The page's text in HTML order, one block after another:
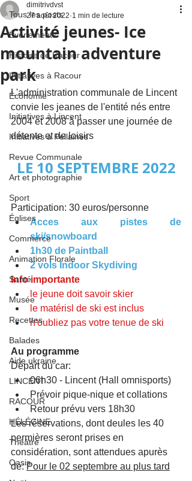
Tous les posts
Événements
Histoire de Racour
Initiatives à Racour
Économie
Initiatives à Lincent
Initiatives à Pellaines
Revue Communale
Art et photographie
Sport
Églises
Commerce
Animation Florale
Santé
Musée
Recettes
Balades
Aide ukraine
LINCENT
RACOUR
HÉLÉCINE
Théâtre
Oasis
Activité jeunes- Ice
mountain adventure
park
dimitrivdvst
27 août 2022 1 min de lecture
L'administration communale de Lincent
convie les jeanes de l'entité nés entre
2004 et 2008 à passer une journée de
détente et de loisirs
LE 10 SEPTEMBRE 2022
Participation: 30 euros/personne
Acces aux pistes de
ski/snowboard
1h30 de Paintball
2 vols Indoor Skydiving
Info importante
le jeune doit savoir skier
le matérisl de ski est inclus
n'oubliez pas votre tenue de ski
Au programme
Départ du car:
06h30 - Lincent (Hall omnisports)
Prévoir pique-nique et collations
Retour prévu vers 18h30
Les réservations, dont deules les 40
permières seront prises en
considération, sont attendues apurès
de: Pour le 02 septembre au plus tard